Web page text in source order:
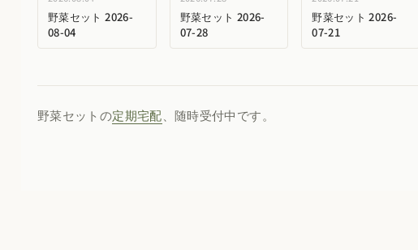
野菜セット 2026-
08-04
野菜セット 2026-
07-28
野菜セット 2026-
07-21
野菜セットの定期宅配、随時受付中です。